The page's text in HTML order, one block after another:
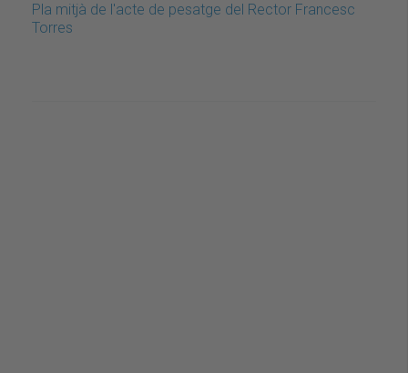
Pla mitjà de l'acte de pesatge del Rector Francesc
Torres